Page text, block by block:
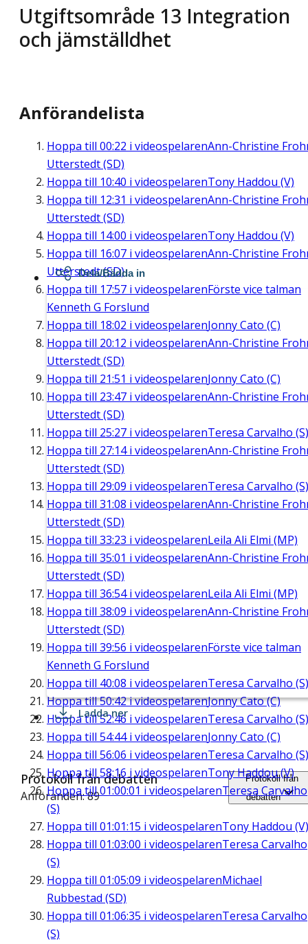
Utgiftsområde 13 Integration
och jämställdhet
Anförandelista
Hoppa till 00:22 i videospelarenAnn-Christine
Utterstedt (SD)
Hoppa till 10:40 i videospelarenTony Haddou (V)
Hoppa till 12:31 i videospelarenAnn-Christine
Utterstedt (SD)
Hoppa till 14:00 i videospelarenTony Haddou (V)
Hoppa till 16:07 i videospelarenAnn-Christine
Utterstedt (SD)
Hoppa till 17:57 i videospelarenFörste vice talman
Kenneth G Forslund
Hoppa till 18:02 i videospelarenJonny Cato (C)
Hoppa till 20:12 i videospelarenAnn-Christine
Utterstedt (SD)
Hoppa till 21:51 i videospelarenJonny Cato (C)
Hoppa till 23:47 i videospelarenAnn-Christine
Utterstedt (SD)
Hoppa till 25:27 i videospelarenTeresa Carvalho (S)
Hoppa till 27:14i videospelarenAnn-Christine
Utterstedt (SD)
Hoppa till 29:09 i videospelarenTeresa Carvalho (S)
Hoppa till 31:08 i videospelarenAnn-Christine
Utterstedt (SD)
Hoppa till 33:23 i videospelarenLeila Ali Elmi (MP)
Hoppa till 35:01 i videospelarenAnn-Christine
Utterstedt (SD)
Hoppa till 36:54i videospelarenLeila Ali Elmi (MP)
Hoppa till 38:09 i videospelarenAnn-Christine
Utterstedt (SD)
Hoppa till 39:56 i videospelarenFörste vice talman
Kenneth G Forslund
Hoppa till 40:08 i videospelarenTeresa Carvalho (S)
Hoppa till50:42i videospelarenJonny Cato (C)
Hoppa till52:46 i videospelarenTeresa Carvalho (S)
Hoppa till 54:44i videospelarenJonny Cato (C)
Hoppa till 56:06 i videospelarenTeresa Carvalho (S)
Hoppa till 58:16 i videospelarenTony Haddou (V)
Hoppa till01:00:01 i videospelarenTeresa Carvalho
(S)
Hoppa till 01:01:15 i videospelarenTony Haddou (V)
Hoppa till 01:03:00 i videospelarenTeresa Carvalho
(S)
Hoppa till 01:05:09 i videospelarenMichael
Rubbestad (SD)
Hoppa till 01:06:35 i videospelarenTeresa Carvalho
(S)
Dela/Bädda in
Ladda ner
Protokoll från debatten
Anföranden: 89
Protokoll från
debatten